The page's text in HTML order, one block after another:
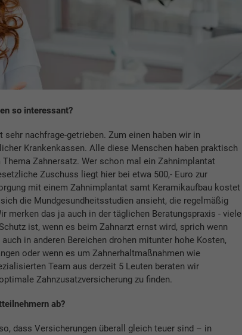
so interessant?
nachfrage-getrieben. Zum einen haben wir in
Krankenkassen. Alle diese Menschen haben praktisch
Zahnersatz. Wer schon mal ein Zahnimplantat
Zuschuss liegt hier bei etwa 500,- Euro zur
mit einem Zahnimplantat samt Keramikaufbau kostet
die Mundgesundheitsstudien ansieht, die regelmäßig
merken das ja auch in der täglichen Beratungspraxis - viele
ist, wenn es beim Zahnarzt ernst wird, sprich wenn
in anderen Bereichen drohen mitunter hohe Kosten,
oder wenn es um Zahnerhaltmaßnahmen wie
Team aus derzeit 5 Leuten beraten wir
Zahnzusatzversicherung zu finden.
ab?
dass Versicherungen überall gleich teuer sind – in